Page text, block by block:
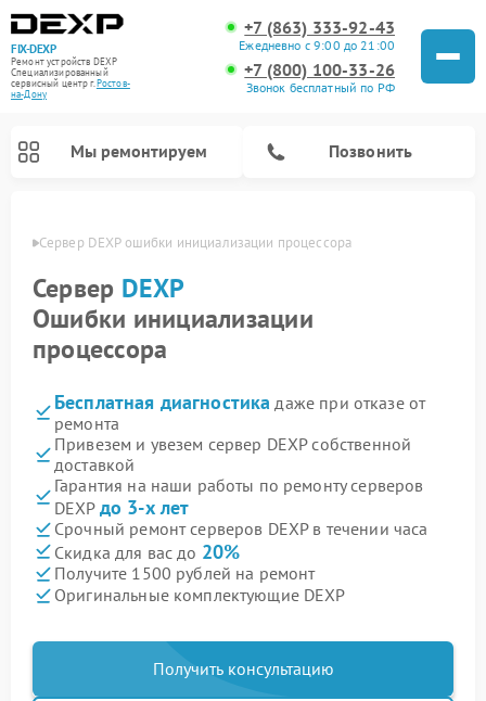
FIX-DEXP
Ремонт устройств DEXP
Специализированный
cервисный центр г.Ростов-
на-Дону
+7 (863) 333-92-43
Ежедневно с 9:00 до 21:00
+7 (800) 100-33-26
Звонок бесплатный по РФ
Мы ремонтируем Позвонить
Сервер DEXP ошибки инициализации процессора
Сервер DEXP
Ошибки инициализации
процессора
Бесплатная диагностика даже при отказе от
ремонта
Привезем и увезем сервер DEXP собственной
доставкой
Гарантия на наши работы по ремонту серверов
DEXP до 3-х лет
Срочный ремонт серверов DEXP в течении часа
Скидка для вас до 20%
Получите 1500 рублей на ремонт
Оригинальные комплектующие DEXP
Получить консультацию